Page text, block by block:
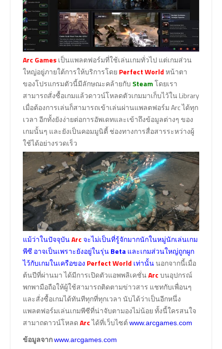
Arc Gamesเป็นแพลตฟอร์มที่ใช้เล่นเกมทั่วไป แต่เกมส่วน
ใหญ่อยู่ภายใต้การให้บริการโดย Perfect Worldหน้าตา
ของโปรแกรมตัวนี้มีลักษณะคล้ายกับ Steamโดยเรา
สามารถสั่งซื้อเกมแล้วดาวน์โหลดตัวเกมมาเก็บไว้ใน Library
เมื่อต้องการเล่นก็สามารถเข้าเล่นผ่านแพลตฟอร์ม Arc ได้ทุก
เวลา อีกทั้งยังง่ายต่อการอัพเดทและเข้าถึงข้อมูลต่างๆ ของ
เกมนั้นๆ และยังเป็นคอมมูนิตี้ ช่องทางการสื่อสารระหว่างผู้
ใช้ได้อย่างรวดเร็ว
แม้ว่าในปัจจุบันArcจะไม่เป็นที่รู้จักมากนักในหมู่นักเล่นเกม
พีซี อาจเป็นเพราะยังอยู่ในรุ่นBetaและเกมส่วนใหญ่ถูกผูก
ไว้กับเกมในเครือของ Perfect World เท่านั้นนอกจากนี้เมื่อ
ต้นปีที่ผ่านมา ได้มีการเปิดตัวแอพพลิเคชั่นArcบนอุปกรณ์
พกพามือถือให้ผู้ใช้สามารถติดตามข่าวสาร แชทกับเพื่อนๆ
และสั่งซื้อเกมได้ทันทีทุกที่ทุกเวลา นับได้ว่าเป็นอีกหนึ่ง
แพลตฟอร์มเล่นเกมพีซีที่น่าจับตามองไม่น้อย ทั้งนี้ใครสนใจ
สามาถดาวน์โหลดArcได้ที่เว็บไซต์ www.arcgames.com
ข้อมูลจากwww.arcgames.com